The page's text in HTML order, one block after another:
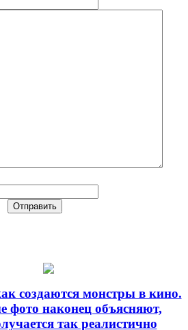
создаются монстры в кино.
фото наконец объясняют,
так реалистично